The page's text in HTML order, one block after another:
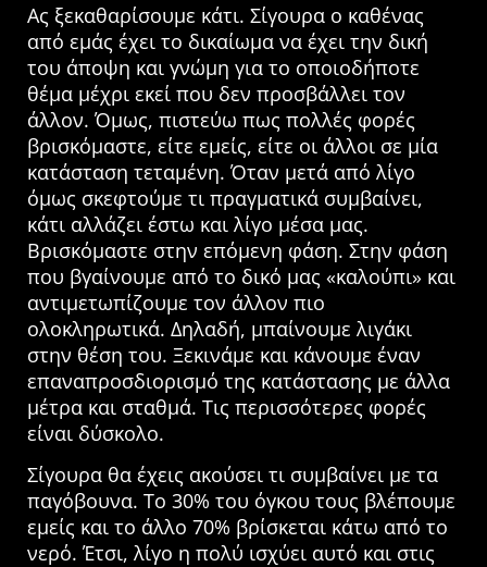
Ας ξεκαθαρίσουμε κάτι. Σίγουρα ο καθένας
από εμάς έχει το δικαίωμα να έχει την δική
του άποψη και γνώμη για το οποιοδήποτε
θέμα μέχρι εκεί που δεν προσβάλλει τον
άλλον. Όμως, πιστεύω πως πολλές φορές
βρισκόμαστε, είτε εμείς, είτε οι άλλοι σε μία
κατάσταση τεταμένη. Όταν μετά από λίγο
όμως σκεφτούμε τι πραγματικά συμβαίνει,
κάτι αλλάζει έστω και λίγο μέσα μας.
Βρισκόμαστε στην επόμενη φάση. Στην φάση
που βγαίνουμε από το δικό μας «καλούπι» και
αντιμετωπίζουμε τον άλλον πιο
ολοκληρωτικά. Δηλαδή, μπαίνουμε λιγάκι
στην θέση του. Ξεκινάμε και κάνουμε έναν
επαναπροσδιορισμό της κατάστασης με άλλα
μέτρα και σταθμά. Τις περισσότερες φορές
είναι δύσκολο.
Σίγουρα θα έχεις ακούσει τι συμβαίνει με τα
παγόβουνα. Το 30% του όγκου τους βλέπουμε
εμείς και το άλλο 70% βρίσκεται κάτω από το
νερό. Έτσι, λίγο η πολύ ισχύει αυτό και στις